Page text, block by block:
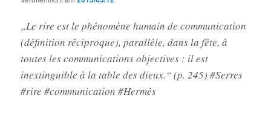
„Le rire est le phénomène humain de communication
(définition réciproque), parallèle, dans la fête, à
toutes les communications objectives : il est
inextinguible à la table des dieux.“ (p. 245) #Serres
#rire #communication #Hermès